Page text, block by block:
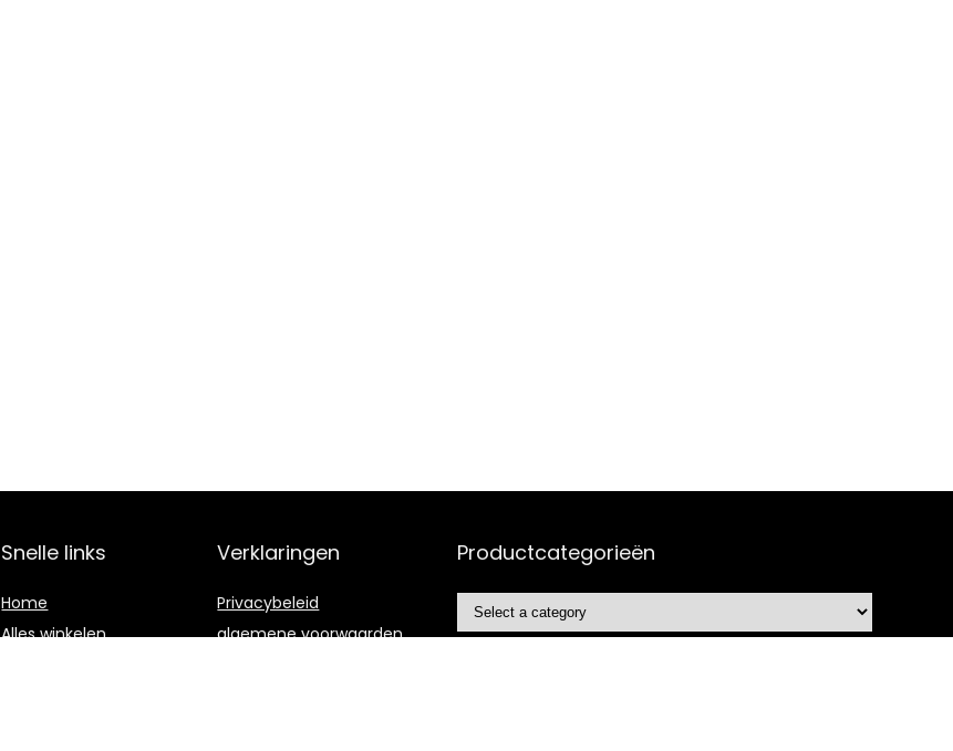
Snelle links
Home
Alles winkelen
Verklaringen
Privacybeleid
algemene voorwaarden
Productcategorieën